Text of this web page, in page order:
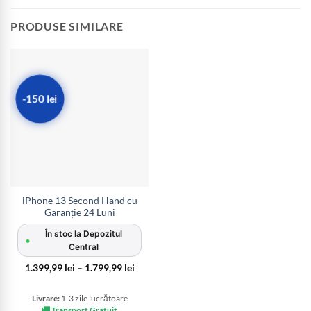
PRODUSE SIMILARE
-150 lei
iPhone 13 Second Hand cu
Garanție 24 Luni
•
În stoc la Depozitul
Central
1.399,99 lei – 1.799,99 leiInterval
Livrare:1-3 zile lucrătoare